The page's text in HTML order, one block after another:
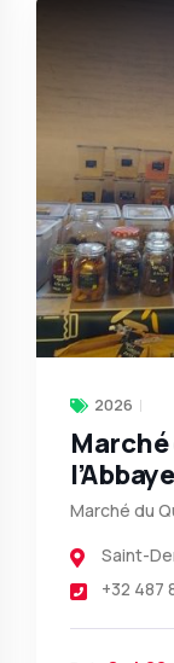
2026
Marché du
Saint-
+32 487